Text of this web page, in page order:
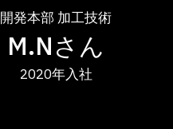
営業本部 海外営業
S.Kさん
2023年入社